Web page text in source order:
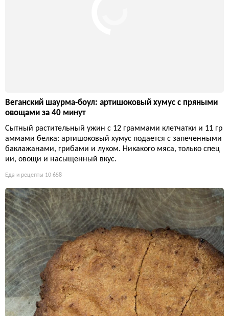
Трюфельное масло: почему в нём нет трюфеля и как это
скрывают
Ароматизированное масло почти всегда создаётся синтетиче
ским соединением 2,4-дитиапентаном, а не настоем настоя
щих грибов. Производители пользуются юридической лазейк
ой: маркировка «ароматизатор» позволяет избегать указания
реального количества трюфеля, а цена флакона не отражает
его содержание.
Еда и рецепты 9 283